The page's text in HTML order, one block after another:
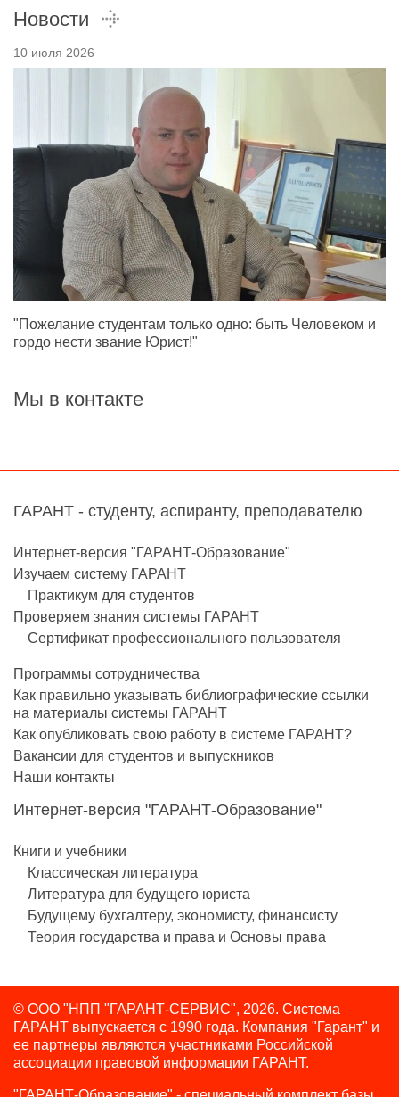
Новости
10 июля 2026
"Пожелание студентам только одно: быть Человеком и
гордо нести звание Юрист!"
Мы в контакте
ГАРАНТ - студенту, аспиранту, преподавателю
Интернет-версия "ГАРАНТ-Образование"
Изучаем систему ГАРАНТ
Практикум для студентов
Проверяем знания системы ГАРАНТ
Сертификат профессионального пользователя
Программы сотрудничества
Как правильно указывать библиографические ссылки
на материалы системы ГАРАНТ
Как опубликовать свою работу в системе ГАРАНТ?
Вакансии для студентов и выпускников
Наши контакты
Интернет-версия "ГАРАНТ-Образование"
Книги и учебники
Классическая литература
Литература для будущего юриста
Будущему бухгалтеру, экономисту, финансисту
Теория государства и права и Основы права
© ООО "НПП "ГАРАНТ-СЕРВИС", 2026. Система
ГАРАНТ выпускается с 1990 года. Компания "Гарант" и
ее партнеры являются участниками Российской
ассоциации правовой информации ГАРАНТ.